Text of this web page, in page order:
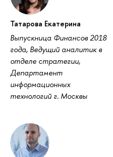
Татарова Екатерина
Выпускница Финансов 2018
года, Ведущий аналитик в
отделе стратегии,
Департамент
информационных
технологий г. Москвы